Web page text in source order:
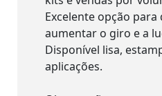
Excelente opção para
aumentar o giro e a
Disponível lisa,
aplicações.